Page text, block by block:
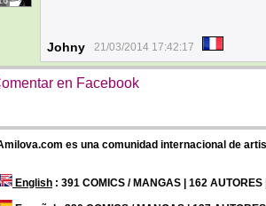
Johny 21/03/2014 17:42:17
en Facebook
es una comunidad internacional de
English : 391 COMICS / MANGAS | 162